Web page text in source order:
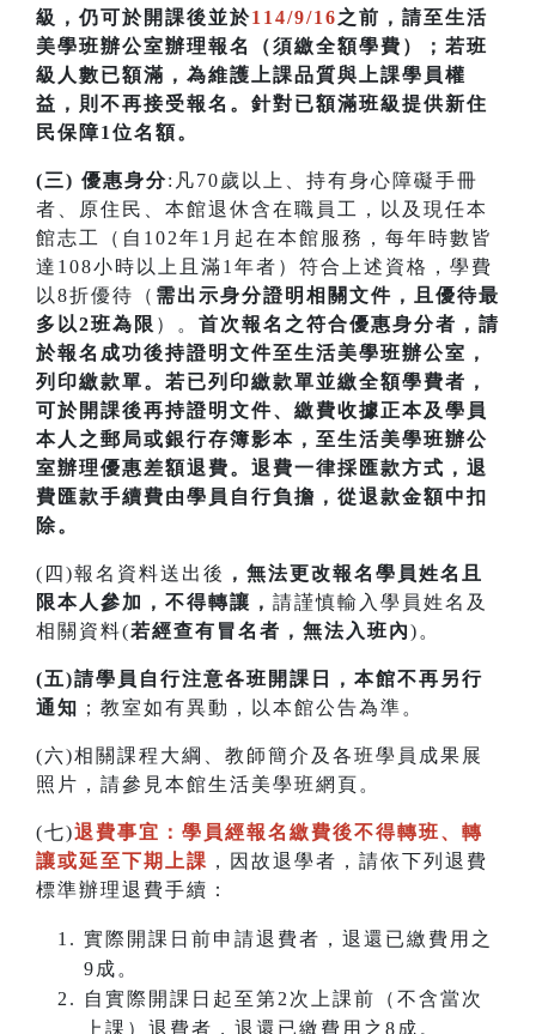
級，仍可於開課後並於114/9/16之前，請至生活
美學班辦公室辦理報名（須繳全額學費）；若班
級人數已額滿，為維護上課品質與上課學員權
益，則不再接受報名。針對已額滿班級提供新住
民保障1位名額。
(三) 優惠身分:凡70歲以上、持有身心障礙手冊
者、原住民、本館退休含在職員工，以及現任本
館志工（自102年1月起在本館服務，每年時數皆
達108小時以上且滿1年者）符合上述資格，學費
以8折優待（ 需出示身分證明相關文件，且優待最
多以2班為限 ）。 首次報名之符合優惠身分者，請
於報名成功後持證明文件至生活美學班辦公室，
列印繳款單。若已列印繳款單並繳全額學費者，
可於開課後再持證明文件、繳費收據正本及學員
本人之郵局或銀行存簿影本，至生活美學班辦公
室辦理優惠差額退費。 退費一律採匯款方式，退
費匯款手續費由學員自行負擔，從退款金額中扣
除。
(四)報名資料送出後 ，無法更改報名學員姓名且
限本人參加，不得轉讓， 請謹慎輸入學員姓名及
相關資料(若經查有冒名者，無法入班內)。
(五)請學員自行注意各班開課日，本館不再另行
通知 ；教室如有異動，以本館公告為準。
(六)相關課程大綱、教師簡介及各班學員成果展
照片，請參見本館生活美學班網頁。
(七)退費事宜：學員經報名繳費後不得轉班、 轉
讓或延至下期上課 ，因故退學者，請依下列退費
標準辦理退費手續：
實際開課日前申請退費者，退還已繳費用之
9成。
自實際開課日起至第2次上課前（不含當次
上課）退費者，退還已繳費用之8成。